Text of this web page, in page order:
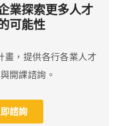
業探索更多人才
可能性
畫，提供各行各業人才
開課諮詢。
諮詢